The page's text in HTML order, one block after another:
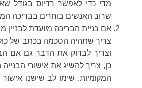
מדי כדי לאפשר רדיוס בגודל
שרוב האנשים בוחרים בבריכה
אם בניית הבריכה מיועדת לבניין
צריך שתהיה הסכמה בכתב של
וצריך לבדוק את הדבר גם אם
כן, צריך להשיג את אישורי
המקומיות. שימו לב שישנו אישור